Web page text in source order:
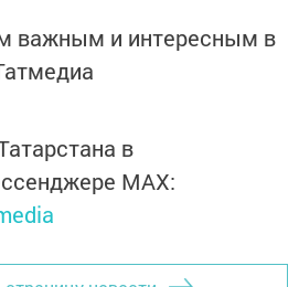
важным и интересным в
в
MАХ: